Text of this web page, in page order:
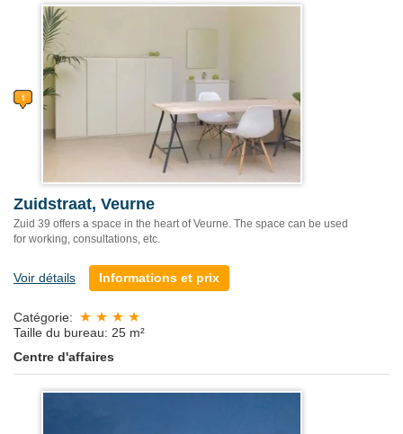
Zuidstraat, Veurne
Zuid 39 offers a space in the heart of Veurne. The space can be used
for working, consultations, etc.
Voir détails Informations et prix
Catégorie:
Taille du bureau: 25 m²
Centre d'affaires